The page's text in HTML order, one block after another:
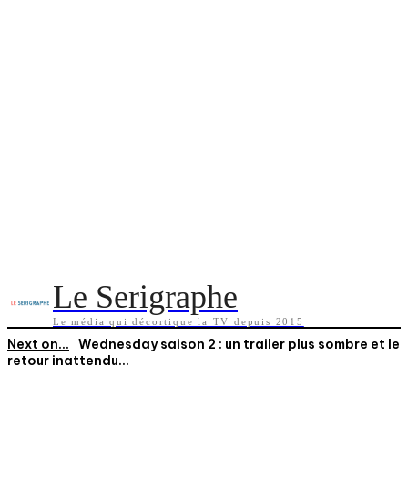
Le Serigraphe
Le média qui décortique la TV depuis 2015
Next on...
Wednesday saison 2 : un trailer plus sombre et le
retour inattendu...